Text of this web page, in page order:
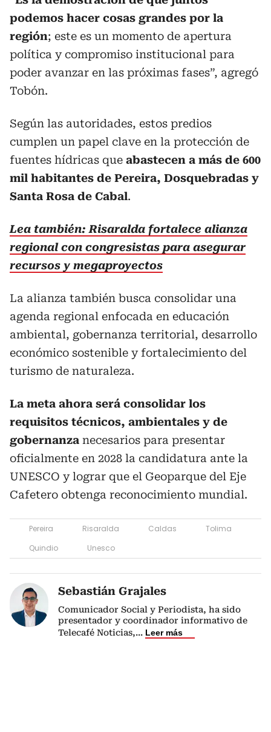
podemos hacer cosas grandes por la
región; este es un momento de apertura
política y compromiso institucional para
poder avanzar en las próximas fases”, agregó
Tobón.
Según las autoridades, estos predios
cumplen un papel clave en la protección de
fuentes hídricas que abastecen a más de 600
mil habitantes de Pereira, Dosquebradas y
Santa Rosa de Cabal.
Lea también: Risaralda fortalece alianza
regional con congresistas para asegurar
recursos y megaproyectos
La alianza también busca consolidar una
agenda regional enfocada en educación
ambiental, gobernanza territorial, desarrollo
económico sostenible y fortalecimiento del
turismo de naturaleza.
La meta ahora será consolidar los
requisitos técnicos, ambientales y de
gobernanza necesarios para presentar
oficialmente en 2028 la candidatura ante la
UNESCO y lograr que el Geoparque del Eje
Cafetero obtenga reconocimiento mundial.
Pereira Risaralda Caldas
Tolima
Quindio
Unesco
Sebastián Grajales
Comunicador Social y Periodista, ha sido
presentador y coordinador informativo de
Telecafé Noticias,... Leer más